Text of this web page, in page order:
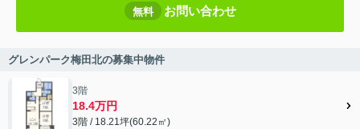
無料 お問い合わせ
グレンパーク梅田北の募集中物件
3階
18.4万円
3階 / 18.21坪(60.22㎡)